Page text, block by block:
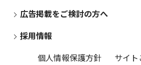
広告掲載をご検討の方へ
採用情報
個人情報保護方針
サイト